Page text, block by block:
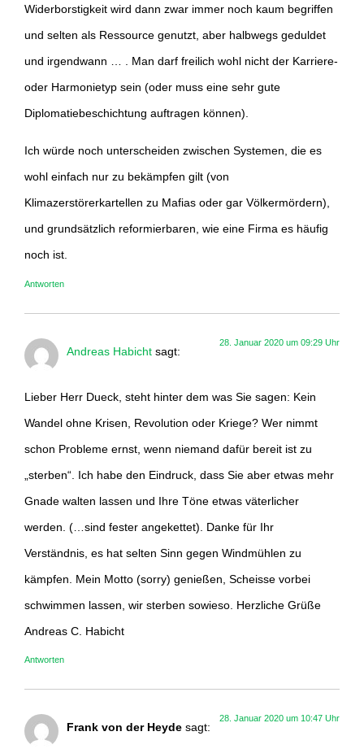
Widerborstigkeit wird dann zwar immer noch kaum begriffen
und selten als Ressource genutzt, aber halbwegs geduldet
und irgendwann … . Man darf freilich wohl nicht der Karriere-
oder Harmonietyp sein (oder muss eine sehr gute
Diplomatiebeschichtung auftragen können).
Ich würde noch unterscheiden zwischen Systemen, die es
wohl einfach nur zu bekämpfen gilt (von
Klimazerstörerkartellen zu Mafias oder gar Völkermördern),
und grundsätzlich reformierbaren, wie eine Firma es häufig
noch ist.
Antworten
Andreas Habicht sagt:
28. Januar 2020 um 09:29 Uhr
Lieber Herr Dueck, steht hinter dem was Sie sagen: Kein
Wandel ohne Krisen, Revolution oder Kriege? Wer nimmt
schon Probleme ernst, wenn niemand dafür bereit ist zu
„sterben“. Ich habe den Eindruck, dass Sie aber etwas mehr
Gnade walten lassen und Ihre Töne etwas väterlicher
werden. (…sind fester angekettet). Danke für Ihr
Verständnis, es hat selten Sinn gegen Windmühlen zu
kämpfen. Mein Motto (sorry) genießen, Scheisse vorbei
schwimmen lassen, wir sterben sowieso. Herzliche Grüße
Andreas C. Habicht
Antworten
Frank von der Heyde sagt:
28. Januar 2020 um 10:47 Uhr